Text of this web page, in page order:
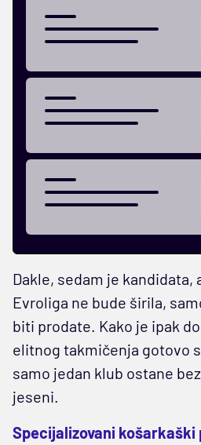
Dakle, sedam je kandidata,
Evroliga ne bude širila,
biti prodate. Kako je ipak
elitnog takmičenja gotovo
samo jedan klub ostane
jeseni.
Specijalizovani košarkaški